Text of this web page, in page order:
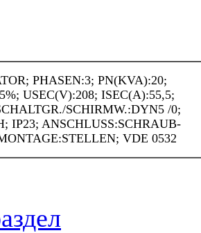
PHASEN:3; PN(KVA):20;
USEC(V):208; ISEC(A):55,5;
SCHIRMW.:DYN5 /0;
IP23; ANSCHLUSS:SCHRAUB-
VDE 0532